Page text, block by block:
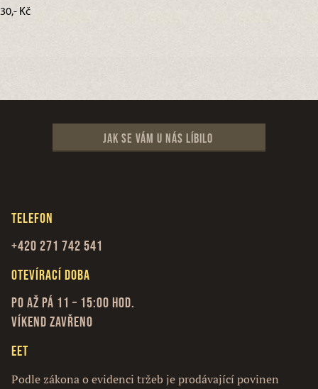
30,- Kč
Jak se vám u nás líbilo
Telefon
+420 271 742 541
Otevírací doba
Po až Pá 11 – 15:00 hod.
Víkend zavřeno
EET
Podle zákona o evidenci tržeb je prodávající povinen